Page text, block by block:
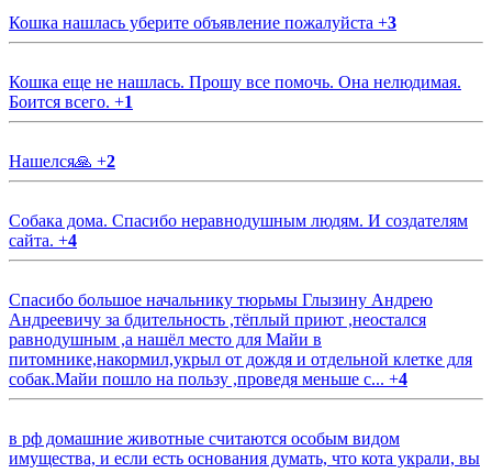
Кошка нашлась уберите объявление пожалуйста +3
Кошка еще не нашлась. Прошу все помочь. Она нелюдимая.
Боится всего. +1
Нашелся🙏 +2
Собака дома. Спасибо неравнодушным людям. И создателям
сайта. +4
Спасибо большое начальнику тюрьмы Глызину Андрею
Андреевичу за бдительность ,тёплый приют ,неостался
равнодушным ,а нашёл место для Майи в
питомнике,накормил,укрыл от дождя и отдельной клетке для
собак.Майи пошло на пользу ,проведя меньше с... +4
в рф домашние животные считаются особым видом
имущества, и если есть основания думать, что кота украли, вы